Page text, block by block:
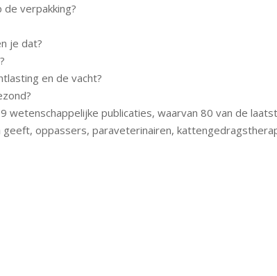
verpakking?
je dat?
en de vacht?
wetenschappelijke publicaties, waarvan 80 van de
oppassers, paraveterinairen,